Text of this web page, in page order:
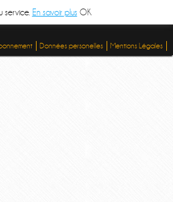
Données personelles Mentions Légales
service. En savoir plus OK